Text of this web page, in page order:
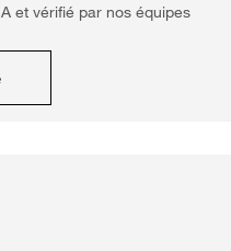
et vérifié par nos équipes